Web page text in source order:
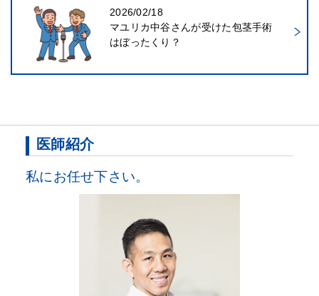
2026/02/18
マユリカ中谷さんが受けた包茎手術
はぼったくり？
医師紹介
私にお任せ下さい。